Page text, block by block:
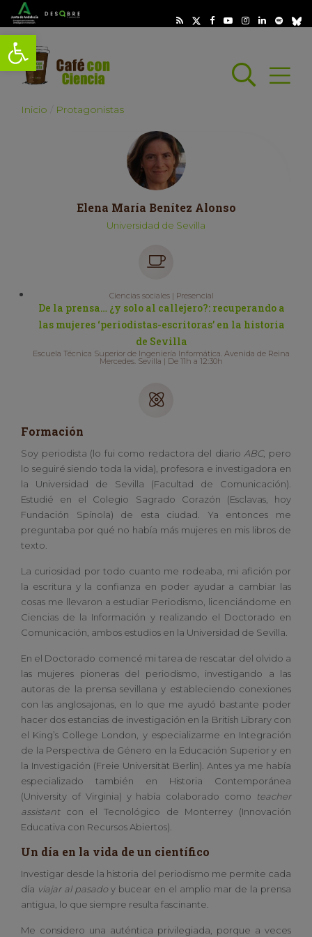
Abrir barra de herramientas
Abrir
Inicio Protagonistas
Elena María Benítez Alonso
Universidad de Sevilla
Ciencias sociales | Presencial
De la prensa… ¿y solo al callejero?: recuperando a
las mujeres ‘periodistas-escritoras’ en la historia
de Sevilla
Escuela Técnica Superior de Ingeniería Informática. Avenida de Reina
Mercedes. Sevilla | De 11h a 12:30h
Formación
Soy periodista (lo fui como redactora del diario ABC, pero
lo seguiré siendo toda la vida), profesora e investigadora en
la Universidad de Sevilla (Facultad de Comunicación).
Estudié en el Colegio Sagrado Corazón (Esclavas, hoy
Fundación Spínola) de esta ciudad. Ya entonces me
preguntaba por qué no había más mujeres en mis libros de
texto.
La curiosidad por todo cuanto me rodeaba, mi afición por
la escritura y la confianza en poder ayudar a cambiar las
cosas me llevaron a estudiar Periodismo, licenciándome en
Ciencias de la Información y realizando el Doctorado en
Comunicación, ambos estudios en la Universidad de Sevilla.
En el Doctorado comencé mi tarea de rescatar del olvido a
las mujeres pioneras del periodismo, investigando a las
autoras de la prensa sevillana y estableciendo conexiones
con las anglosajonas, en lo que me ayudó bastante poder
hacer dos estancias de investigación en la British Library con
el King’s College London, y especializarme en Integración
de la Perspectiva de Género en la Educación Superior y en
la Investigación (Freie Universität Berlin). Antes ya me había
especializado también en Historia Contemporánea
(University of Virginia) y había colaborado como
teacher
assistantcon el Tecnológico de Monterrey (Innovación
Educativa con Recursos Abiertos).
Un día en la vida de un científico
Investigar desde la historia del periodismo me permite cada
día viajar al pasadoy bucear en el amplio mar de la prensa
antigua, lo que siempre resulta fascinante.
Me considero una auténtica privilegiada, porque a veces